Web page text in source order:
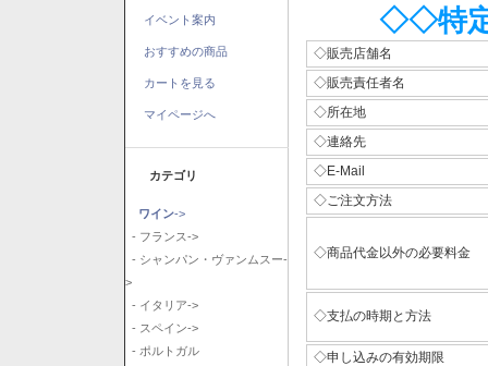
イベント案内
おすすめの商品
カートを見る
マイページへ
カテゴリ
ワイン->
- フランス->
- シャンパン・ヴァンムスー-
>
- イタリア->
- スペイン->
- ポルトガル
◇◇特
◇販売店舗名
◇販売責任者名
◇所在地
◇連絡先
◇E-Mail
◇ご注文方法
◇商品代金以外の必要料金
◇支払の時期と方法
◇申し込みの有効期限